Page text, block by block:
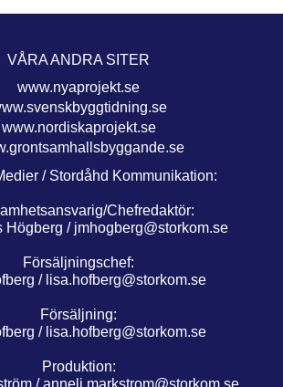
VÅRA ANDRA SITER
www.nyaprojekt.se
www.nordiskaprojekt.se
/ Stordåhd Kommunikation:
Chefredaktör:
Högberg / jmhogberg@storkom.se
Försäljningschef:
/ lisa.hofberg@storkom.se
Försäljning:
/ lisa.hofberg@storkom.se
Produktion:
/anneli.markstrom@storkom.se